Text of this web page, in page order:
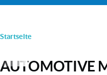
PFADNAVIGATION
Startseite
AUTOMOTIVE